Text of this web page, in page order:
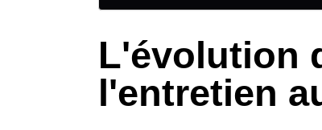
L'évolution
l'entretien